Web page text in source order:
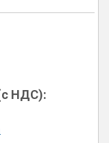
НДС):